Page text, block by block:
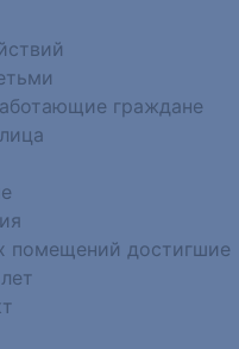
граждане
помещений достигшие